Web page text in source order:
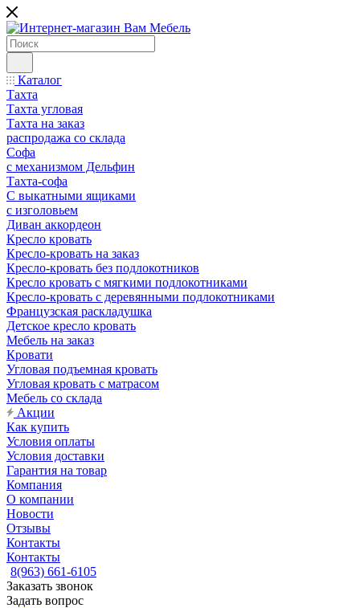
Каталог
Тахта
Тахта угловая
Тахта на заказ
распродажа со склада
Софа
с механизмом Дельфин
Тахта-софа
С выкатными ящиками
с изголовьем
Диван аккордеон
Кресло кровать
Кресло-кровать на заказ
Кресло-кровать без подлокотников
Кресло кровать с мягкими подлокотниками
Кресло-кровать с деревянными подлокотниками
Французская раскладушка
Детское кресло кровать
Мебель на заказ
Кровати
Угловая подъемная кровать
Угловая кровать с матрасом
Мебель со склада
Акции
Как купить
Условия оплаты
Условия доставки
Гарантия на товар
Компания
О компании
Новости
Отзывы
Контакты
Контакты
8(963) 661-6105
Заказать звонок
Задать вопрос